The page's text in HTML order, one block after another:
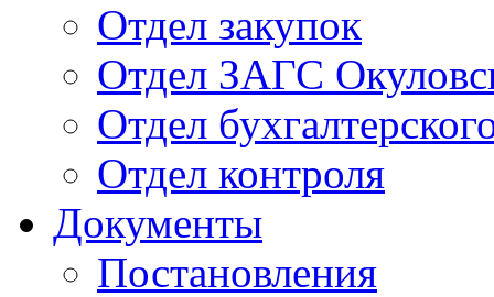
Отдел закупок
Отдел ЗАГС
Отдел
Отдел контроля
Документы
Постановления